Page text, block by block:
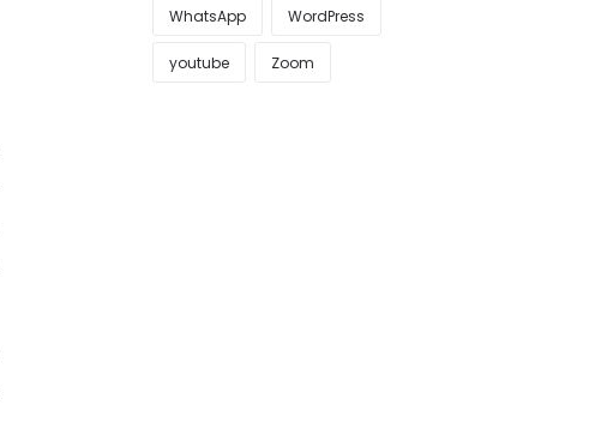
WhatsApp WordPress
youtube Zoom